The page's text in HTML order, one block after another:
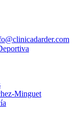
Minguet